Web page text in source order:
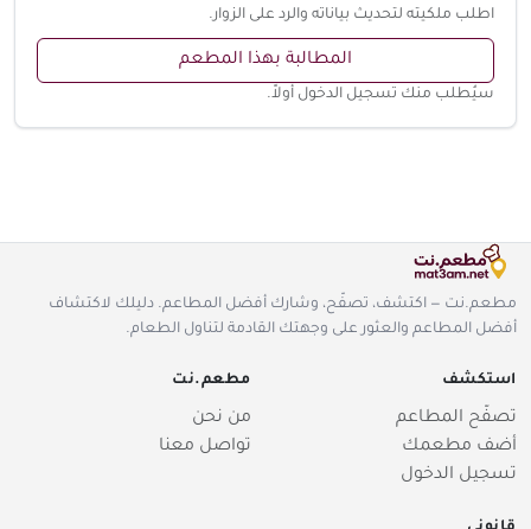
اطلب ملكيته لتحديث بياناته والرد على الزوار.
المطالبة بهذا المطعم
سيُطلب منك تسجيل الدخول أولاً.
مطعم.نت — اكتشف، تصفّح، وشارك أفضل المطاعم. دليلك لاكتشاف
أفضل المطاعم والعثور على وجهتك القادمة لتناول الطعام.
استكشف
تصفّح المطاعم
أضف مطعمك
تسجيل الدخول
مطعم.نت
من نحن
تواصل معنا